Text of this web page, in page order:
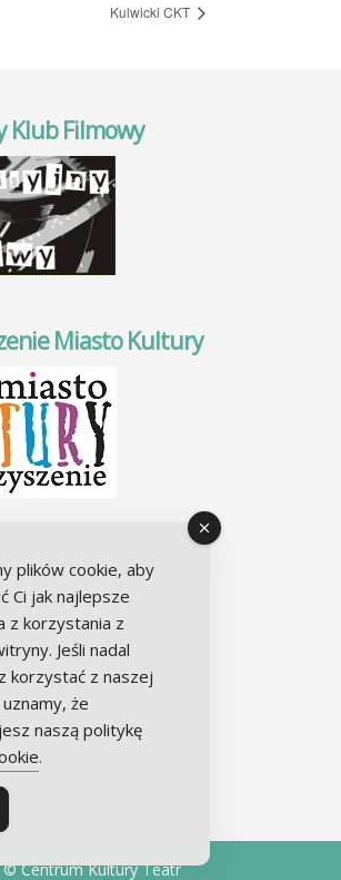
Kulwicki CKT
Klub Filmowy
Miasto Kultury
© Centrum Kultury Teatr
plików cookie, aby
Ci jak najlepsze
z korzystania z
Jeśli nadal
korzystać z naszej
że
naszą politykę
.